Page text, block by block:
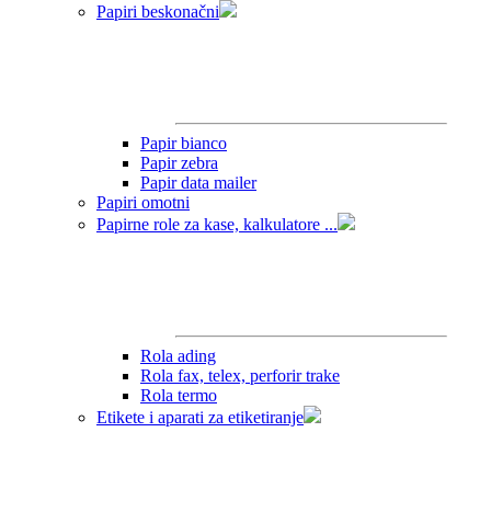
Papiri beskonačni
Papir bianco
Papir zebra
Papir data mailer
Papiri omotni
Papirne role za kase, kalkulatore ...
Rola ading
Rola fax, telex, perforir trake
Rola termo
Etikete i aparati za etiketiranje